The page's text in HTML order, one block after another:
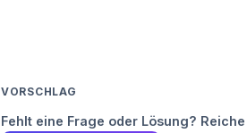
VORSCHLAG
Fehlt eine Frage oder Lösung?